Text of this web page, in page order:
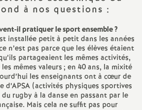
d
e
s
E
à nos questions :
il pratiquer le sport ensemble?
installée petit à petit dans les années
n’est pas parce que les élèves étaient
partageaient les mêmes activités,
mêmes valeurs; en 40 ans, la mixité
les enseignants ont à cœur de
d’APSA (activités physiques sportives
rugby à la danse en passant par le
Mais cela ne suffit pas pour